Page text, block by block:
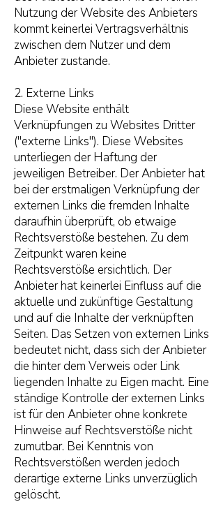
Nutzung der Website des Anbieters
kommt keinerlei Vertragsverhältnis
zwischen dem Nutzer und dem
Anbieter zustande.
2. Externe Links
Diese Website enthält
Verknüpfungen zu Websites Dritter
("externe Links"). Diese Websites
unterliegen der Haftung der
jeweiligen Betreiber. Der Anbieter hat
bei der erstmaligen Verknüpfung der
externen Links die fremden Inhalte
daraufhin überprüft, ob etwaige
Rechtsverstöße bestehen. Zu dem
Zeitpunkt waren keine
Rechtsverstöße ersichtlich. Der
Anbieter hat keinerlei Einfluss auf die
aktuelle und zukünftige Gestaltung
und auf die Inhalte der verknüpften
Seiten. Das Setzen von externen Links
bedeutet nicht, dass sich der Anbieter
die hinter dem Verweis oder Link
liegenden Inhalte zu Eigen macht. Eine
ständige Kontrolle der externen Links
ist für den Anbieter ohne konkrete
Hinweise auf Rechtsverstöße nicht
zumutbar. Bei Kenntnis von
Rechtsverstößen werden jedoch
derartige externe Links unverzüglich
gelöscht.